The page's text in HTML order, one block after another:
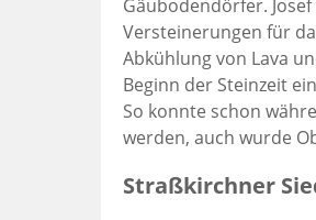
Gäubodendörfer.
Versteinerungen für
Abkühlung von Lava
Beginn der Steinzeit
So konnte schon
werden, auch wurde
Straßkirchner